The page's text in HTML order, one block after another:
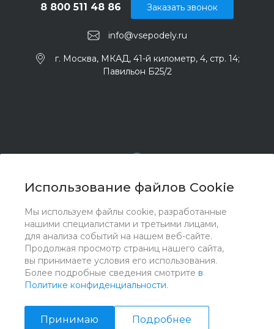
Использование файлов Cookie
Мы используем файлы cookie, разработанные
нашими специалистами и третьими лицами,
для анализа событий на нашем веб-сайте.
Продолжая просмотр страниц нашего сайта,
вы принимаете условия его использования.
Более подробные сведения смотрите в
Политике конфиденциальности.
Принимаю Подробнее
info@vsepodely.ru
8 800 511 48 86
г. Москва, МКАД, 41-й километр, 4, стр. 14;
Павильон Б25/2
Заказать звонок
© 2017 - 2026 ООО "Комплектстрой 41", Все права
защищены